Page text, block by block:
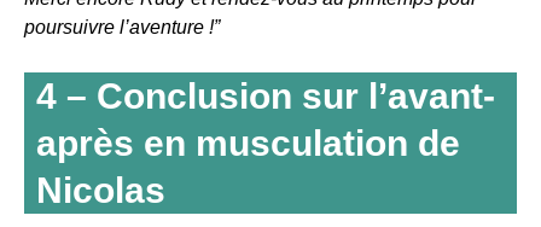
poursuivre l’aventure !”
4 – Conclusion sur l’avant-
après en musculation de
Nicolas